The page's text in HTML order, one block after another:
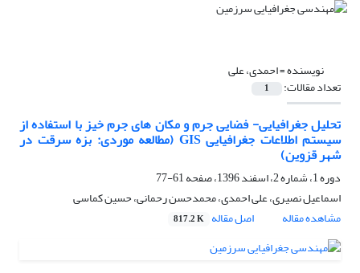
نویسنده =احمدی، علی
تعداد مقالات: 1
تحلیل جغرافیایی- فضایی جرم و مکان های جرم خیز با استفاده از
سیستم اطلاعات جغرافیایی GIS (مطالعه موردی: بزه سرقت در
شهر قزوین)
دوره 1، شماره 2، اسفند 1396، صفحه
61-77
اسماعیل نصیری، علی احمدی، محمدحسن رحمانی، حسین کماسی
مشاهده مقاله
اصل مقاله 817.2 K